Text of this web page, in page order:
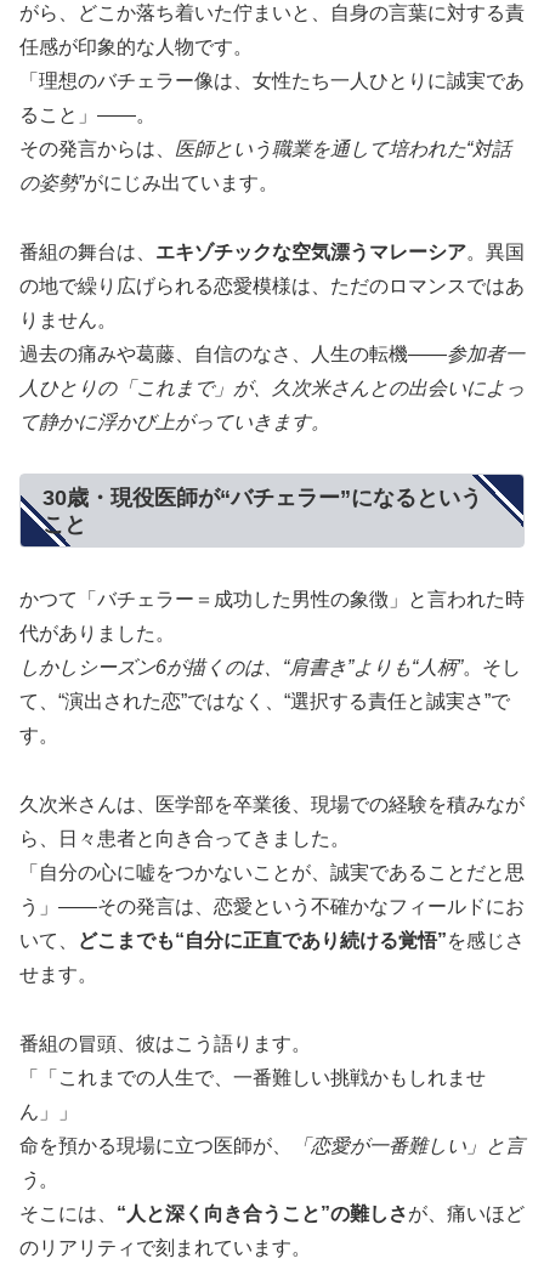
がら、どこか落ち着いた佇まいと、自身の言葉に対する責
任感が印象的な人物です。
「理想のバチェラー像は、女性たち一人ひとりに誠実であ
ること」――。
その発言からは、 医師という職業を通して培われた“対話
の姿勢”がにじみ出ています。
番組の舞台は、 エキゾチックな空気漂うマレーシア。異国
の地で繰り広げられる恋愛模様は、ただのロマンスではあ
りません。
過去の痛みや葛藤、自信のなさ、人生の転機――参加者一
人ひとりの「これまで」が、久次米さんとの出会いによっ
て静かに浮かび上がっていきます。
30歳・現役医師が“バチェラー”になるという
こと
かつて「バチェラー＝成功した男性の象徴」と言われた時
代がありました。
しかしシーズン6が描くのは、“肩書き”よりも“人柄”。そし
て、“演出された恋”ではなく、“選択する責任と誠実さ”で
す。
久次米さんは、医学部を卒業後、現場での経験を積みなが
ら、日々患者と向き合ってきました。
「自分の心に嘘をつかないことが、誠実であることだと思
う」――その発言は、恋愛という不確かなフィールドにお
いて、
どこまでも“自分に正直であり続ける覚悟”を感じさ
せます。
番組の冒頭、彼はこう語ります。
「これまでの人生で、一番難しい挑戦かもしれませ
ん」
命を預かる現場に立つ医師が、
「恋愛が一番難しい」と言
う 。
そこには、 “人と深く向き合うこと”の難しさが、痛いほど
のリアリティで刻まれています。